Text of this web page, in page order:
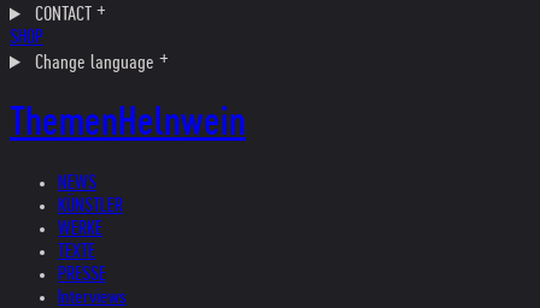
CONTACT
SHOP
Change language
ThemenHelnwein
NEWS
KÜNSTLER
WERKE
TEXTE
PRESSE
Interviews